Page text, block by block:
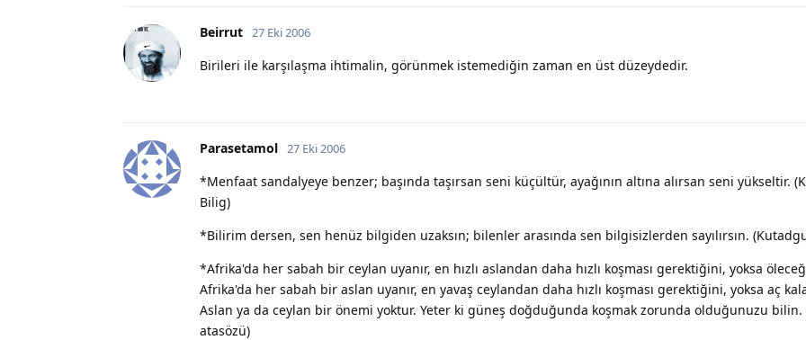
Beirrut 27 Eki 2006
Birileri ile karşılaşma ihtimalin, görünmek istemediğin zaman en üst düzeydedir.
Parasetamol 27 Eki 2006
*Menfaat sandalyeye benzer; başında taşırsan seni küçültür, ayağının altına alırsan seni yükseltir.
Bilig)
*Bilirim dersen, sen henüz bilgiden uzaksın; bilenler arasında sen bilgisizlerden sayılırsın.
*Afrika'da her sabah bir ceylan uyanır, en hızlı aslandan daha hızlı koşması gerektiğini, yoksa
Afrika'da her sabah bir aslan uyanır, en yavaş ceylandan daha hızlı koşması gerektiğini, yoksa aç
Aslan ya da ceylan bir önemi yoktur. Yeter ki güneş doğduğunda koşmak zorunda olduğunuzu bilin.
atasözü)